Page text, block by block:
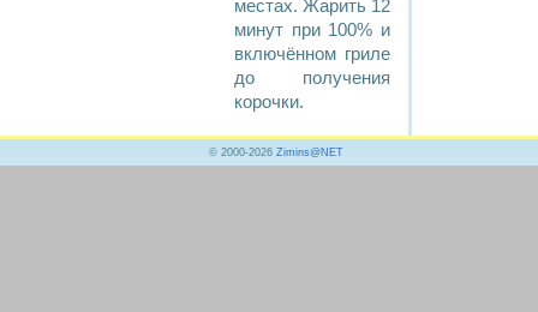
местах. Жарить 12
минут при 100% и
включённом гриле
до получения
корочки.
© 2000-2026 Zimins@NET